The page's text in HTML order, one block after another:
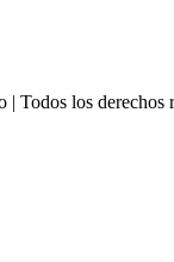
Todos los derechos